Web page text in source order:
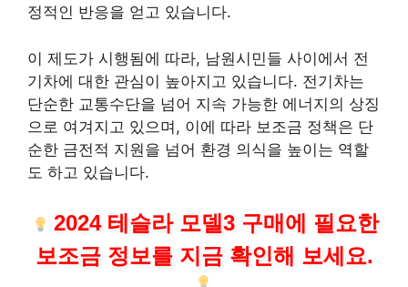
정적인 반응을 얻고 있습니다.
이 제도가 시행됨에 따라, 남원시민들 사이에서 전
기차에 대한 관심이 높아지고 있습니다. 전기차는
단순한 교통수단을 넘어 지속 가능한 에너지의 상징
으로 여겨지고 있으며, 이에 따라 보조금 정책은 단
순한 금전적 지원을 넘어 환경 의식을 높이는 역할
도 하고 있습니다.
2024 테슬라 모델3 구매에 필요한
보조금 정보를 지금 확인해 보세요.